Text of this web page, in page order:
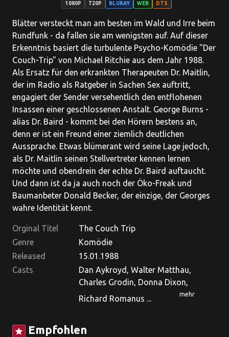
1080P 720P BLURAY WEB DTS
Blätter versteckt man am besten im Wald und Irre beim
Rundfunk - da fallen sie am wenigsten auf. Auf dieser
Erkenntnis basiert die turbulente Psycho-Komödie "Der
Couch-Trip" von Michael Ritchie aus dem Jahr 1988.
Als Ersatz für den erkrankten Therapeuten Dr. Maitlin,
der im Radio als Ratgeber in Sachen Sex auftritt,
engagiert der Sender versehentlich den entflohenen
Insassen einer geschlossenen Anstalt. George Burns -
alias Dr. Baird - kommt bei den Hörern bestens an,
denn er ist ein Freund einer ziemlich deutlichen
Aussprache. Etwas blümerant wird seine Lage jedoch,
als Dr. Maitlin seinen Stellvertreter kennen lernen
möchte und obendrein der echte Dr. Baird auftaucht.
Und dann ist da ja auch noch der Öko-Freak und
Baumanbeter Donald Becker, der einzige, der Georges
wahre Identität kennt.
Orginal Titel
The Couch Trip
Genre
Komödie
Released
15.01.1988
Casts
Dan Aykroyd, Walter Matthau,
Charles Grodin, Donna Dixon,
Richard Romanus ...
mehr
star Empfohlen